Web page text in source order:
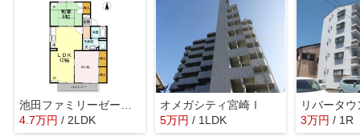
4.7万円 / 2LDK
オメガシティ宮崎Ⅰ
5万円 / 1LDK
リバータウ
3万円 / 1R